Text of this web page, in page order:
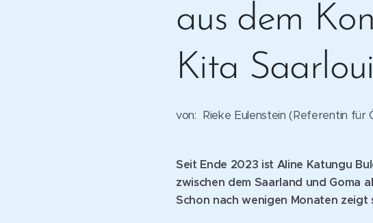
aus dem
Kita
von: Rieke Eulenstein (Referentin für
Seit Ende 2023 ist Aline Katungu
zwischen dem Saarland und Goma
Schon nach wenigen Monaten